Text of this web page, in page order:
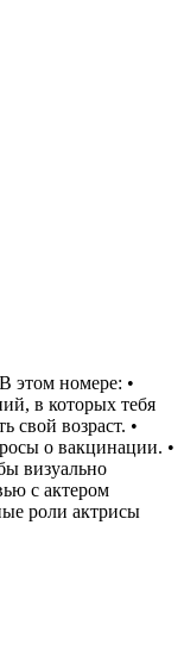
этом номере: •
в которых тебя
свой возраст. •
о вакцинации. •
визуально
с актером
роли актрисы